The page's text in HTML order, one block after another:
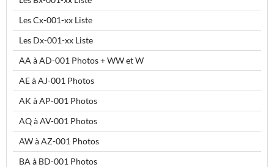
Les Cx-001-xx Liste
Les Dx-001-xx Liste
AA à AD-001 Photos + WW et W
AE à AJ-001 Photos
AK à AP-001 Photos
AQ à AV-001 Photos
AW à AZ-001 Photos
BA à BD-001 Photos